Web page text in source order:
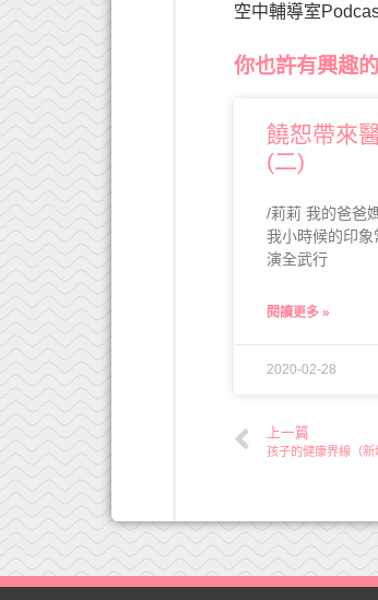
空中輔導室
你也許有興趣
饒恕帶來
(二)
/莉莉 我的爸爸
我小時候的印象
演全武行
閱讀更多 »
2020-02-28
上一篇
孩子的健康界線（新